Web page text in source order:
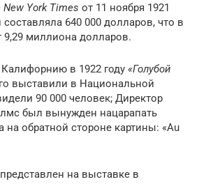
New York Times от 11 ноября 1921
составляла 640 000 долларов, что в
9,29 миллиона долларов.
в 1922 году «Голубой
выставили в Национальной
90 000 человек; Директор
был вынужден нацарапать
обратной стороне картины: «Au
на выставке в